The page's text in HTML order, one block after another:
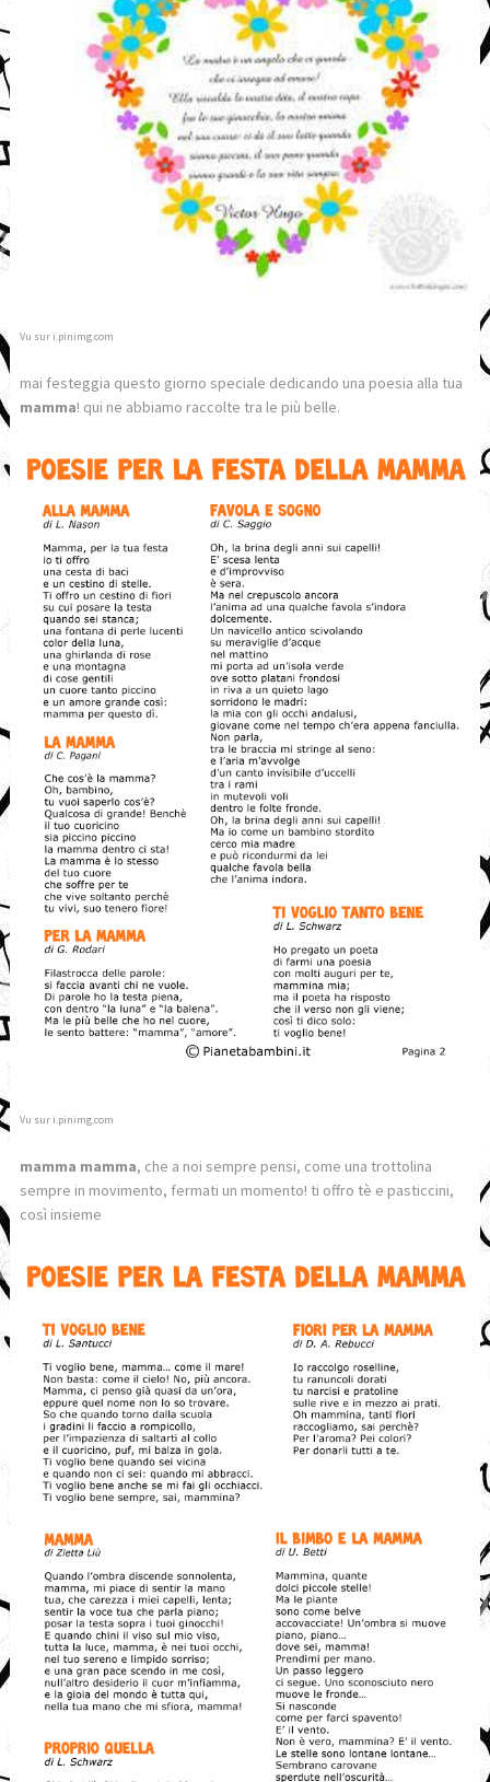
Vu sur i.pinimg.com
mai festeggia questo giorno speciale dedicando una poesia alla tua
mamma! qui ne abbiamo raccolte tra le più belle.
Vu sur i.pinimg.com
mamma mamma, che a noi sempre pensi, come una trottolina
sempre in movimento, fermati un momento! ti offro tè e pasticcini,
così insieme